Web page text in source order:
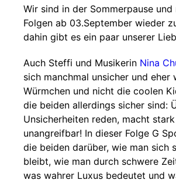
Wir sind in der Sommerpause
Folgen ab 03.September wieder
dahin gibt es ein paar unserer
Auch Steffi und Musikerin Nina
sich manchmal unsicher und eher
Würmchen und nicht die coolen
die beiden allerdings sicher sind:
Unsicherheiten reden, macht
unangreifbar! In dieser Folge G
die beiden darüber, wie man sich
bleibt, wie man durch schwere
was wahrer Luxus bedeutet und